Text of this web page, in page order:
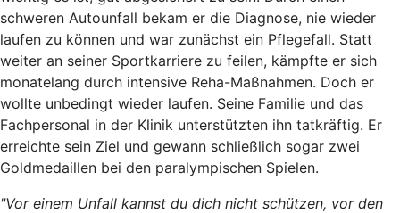
schweren Autounfall bekam er die Diagnose, nie wieder
laufen zu können und war zunächst ein Pflegefall. Statt
weiter an seiner Sportkarriere zu feilen, kämpfte er sich
monatelang durch intensive Reha-Maßnahmen. Doch er
wollte unbedingt wieder laufen. Seine Familie und das
Fachpersonal in der Klinik unterstützten ihn tatkräftig. Er
erreichte sein Ziel und gewann schließlich sogar zwei
Goldmedaillen bei den paralympischen Spielen.
"Vor einem Unfall kannst du dich nicht schützen, vor den